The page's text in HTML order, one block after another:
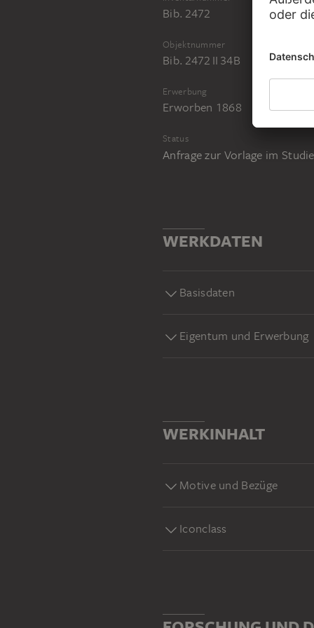
Bib. 2472
Objektnummer
Bib. 2472 II 34B
Erwerbung
Erworben 1868
Status
Anfrage zur Vorlage im
WERKDATEN
Basisdaten
Eigentum und Erwerbung
WERKINHALT
Motive und Bezüge
Iconclass